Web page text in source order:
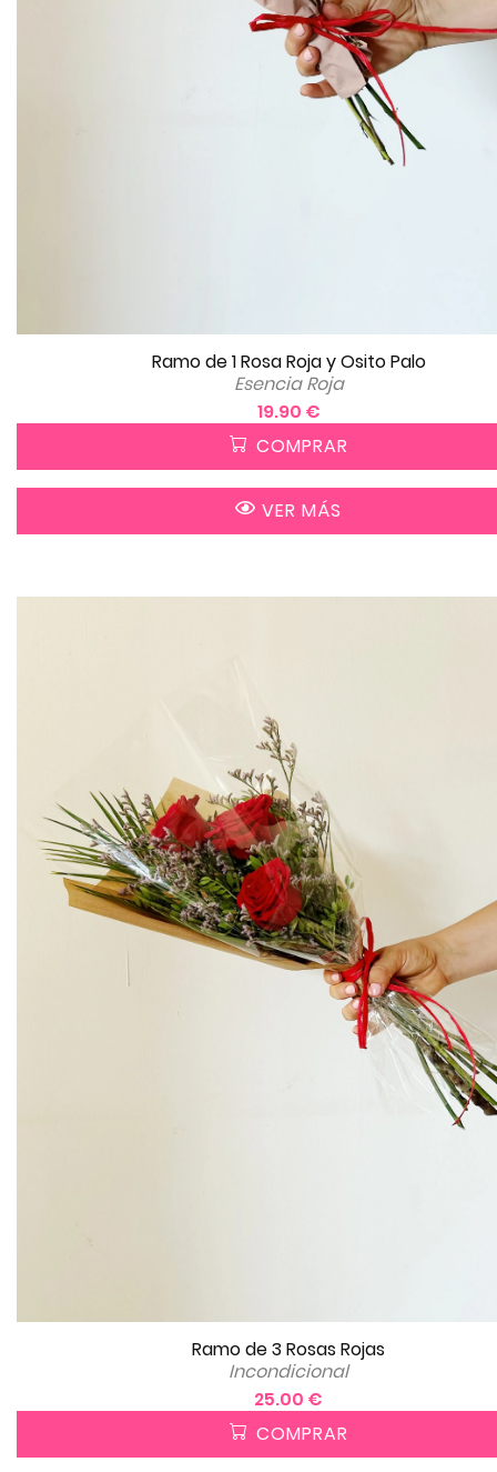
Ramo de 1 Rosa Roja y Osito Palo
Esencia Roja
19.90 €
COMPRAR
VER MÁS
Ramo de 3 Rosas Rojas
Incondicional
25.00 €
COMPRAR